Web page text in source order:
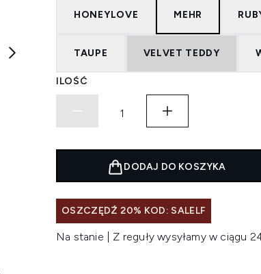
HONEYLOVE MEHR
TAUPE VELVET TEDDY
ILOŚĆ
DODAJ DO KOSZYKA
OSZCZĘDŹ 20% KOD: SALELF
Na stanie | Z reguły wysyłamy w ciągu